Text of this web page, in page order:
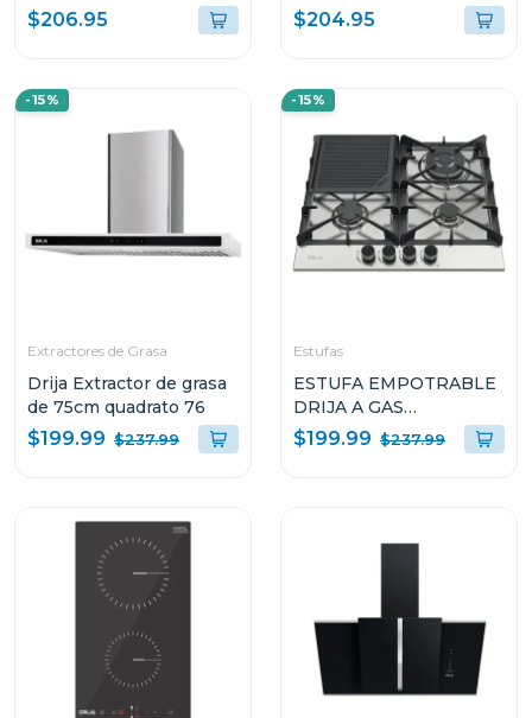
$206.95
negro
$204.95
-15%
Extractores de Grasa
Drija Extractor de grasa
de 75cm quadrato 76
$199.99 $237.99
-15%
Estufas
ESTUFA EMPOTRABLE
DRIJA A GAS
MILAN60PRO CON 4
QUEMADORES
$199.99 $237.99